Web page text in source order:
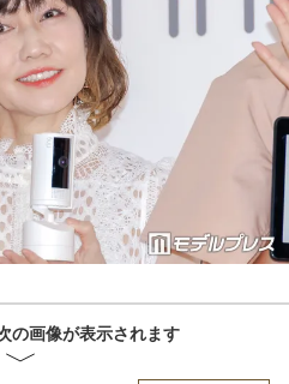
の画像が表示されます